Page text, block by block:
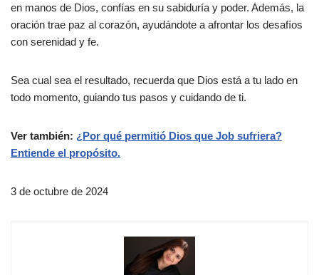
en manos de Dios, confías en su sabiduría y poder. Además, la
oración trae paz al corazón, ayudándote a afrontar los desafíos
con serenidad y fe.
Sea cual sea el resultado, recuerda que Dios está a tu lado en
todo momento, guiando tus pasos y cuidando de ti.
Ver también: ¿Por qué permitió Dios que Job sufriera?
Entiende el propósito.
3 de octubre de 2024